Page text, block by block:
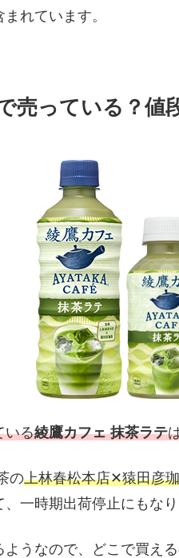
れています。
売っている？値
いる綾鷹カフェ 抹茶ラテ
の上林春松本店✕猿田彦
一時期出荷停止にもなり
うなので、どこで買え